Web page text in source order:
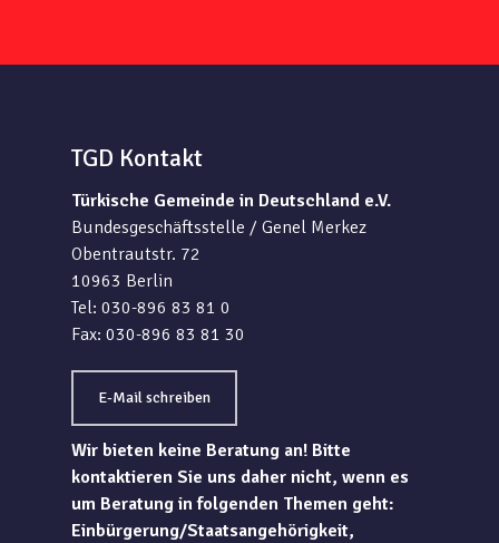
TGD Kontakt
Türkische Gemeinde in Deutschland e.V.
Bundesgeschäftsstelle / Genel Merkez
Obentrautstr. 72
10963 Berlin
Tel: 030-896 83 81 0
Fax: 030-896 83 81 30
E-Mail schreiben
Wir bieten keine Beratung an! Bitte
kontaktieren Sie uns daher nicht, wenn es
um Beratung in folgenden Themen geht:
Einbürgerung/Staatsangehörigkeit,